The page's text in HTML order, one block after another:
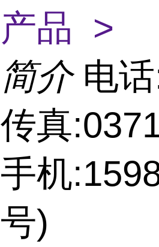
产品 >
简介 电
传真
手机
号)